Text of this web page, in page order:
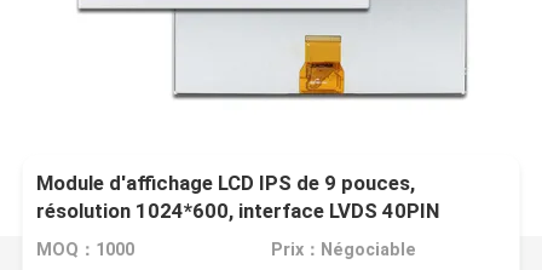
Module d'affichage LCD IPS de 9 pouces,
résolution 1024*600, interface LVDS 40PIN
MOQ：1000 Prix：Négociable